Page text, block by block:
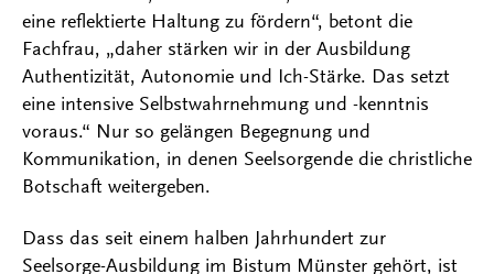
eine reflektierte Haltung zu fördern“, betont die
Fachfrau, „daher stärken wir in der Ausbildung
Authentizität, Autonomie und Ich-Stärke. Das setzt
eine intensive Selbstwahrnehmung und -kenntnis
voraus.“ Nur so gelängen Begegnung und
Kommunikation, in denen Seelsorgende die christliche
Botschaft weitergeben.
Dass das seit einem halben Jahrhundert zur
Seelsorge-Ausbildung im Bistum Münster gehört, ist